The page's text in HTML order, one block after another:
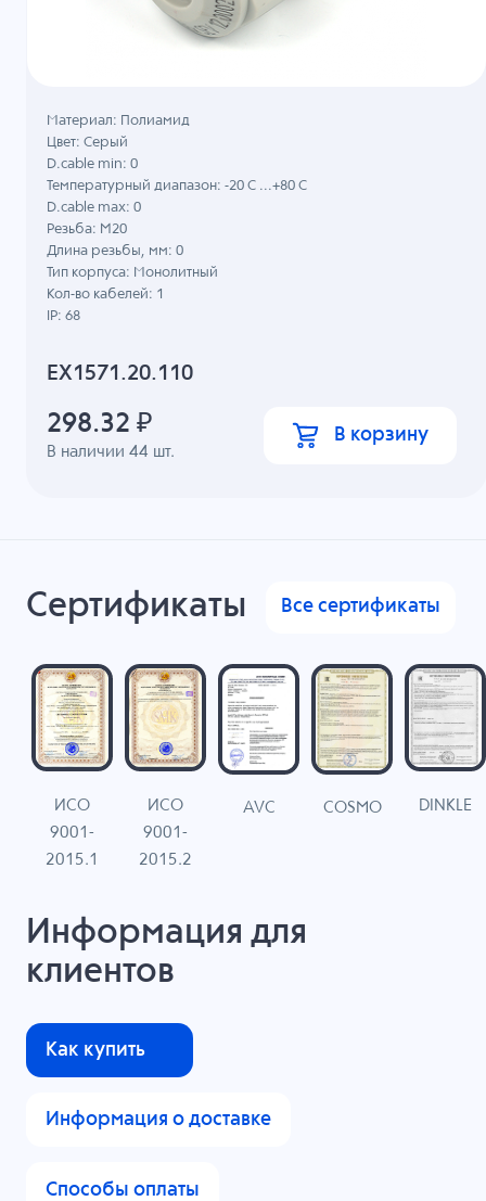
EX1571.20.110
В наличии44 шт.
Материал: Полиамид
Цвет: Серый
D.cable min: 0
Температурный диапазон: -20 C ...+80 C
D.cable max: 0
Резьба: M20
Длина резьбы, мм: 0
Тип корпуса: Монолитный
Кол-во кабелей: 1
IP: 68
298.32 ₽ В корзину
Сертификаты Все сертификаты
ИСО
9001-
2015.1
ИСО
9001-
2015.2
AVC COSMO DINKLE
Информация для
клиентов
Как купить
Информация о доставке
Способы оплаты